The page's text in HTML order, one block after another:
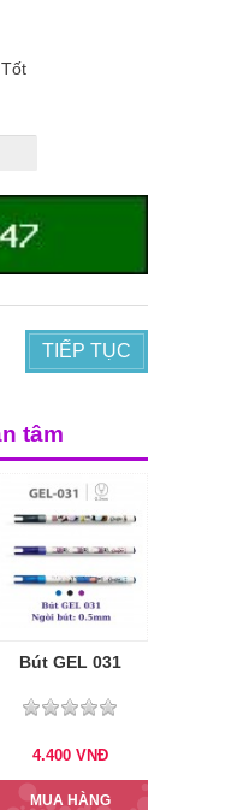
Tốt
TIẾP TỤC
tâm
Bút GEL 031
4.400 VNĐ
MUA HÀNG